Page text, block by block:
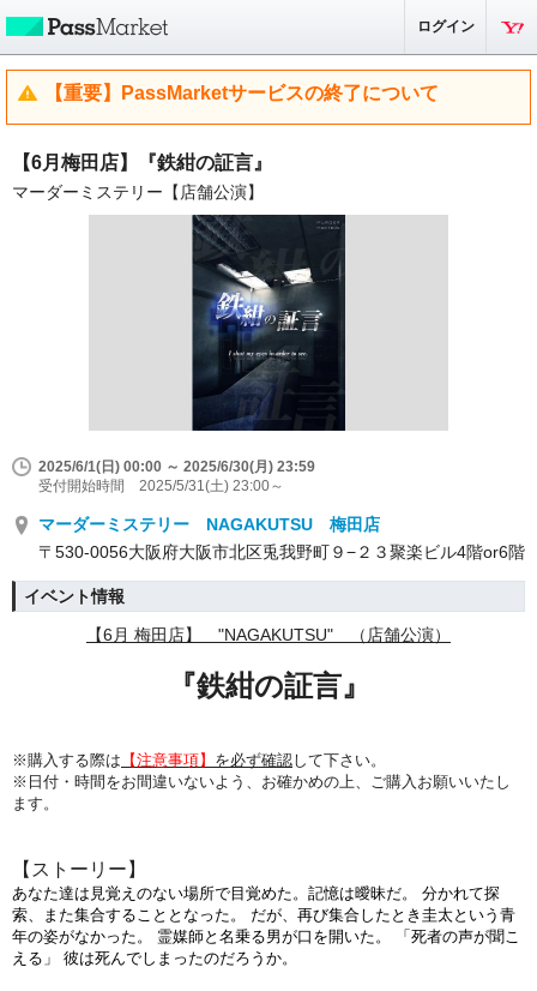
ログイン
【重要】PassMarketサービスの終了について
【6月梅田店】『鉄紺の証言』
マーダーミステリー【店舗公演】
2025/6/1(日) 00:00 ～ 2025/6/30(月) 23:59
受付開始時間 2025/5/31(土) 23:00～
マーダーミステリー NAGAKUTSU 梅田店
〒530-0056大阪府大阪市北区兎我野町９−２３聚楽ビル4階or6階
イベント情報
【6 月 梅田店】 "NAGAKUTSU" （店舗公演）
『鉄紺の証言』
※購入する際は 【注意事項】 を必ず確認して下さい。
※日付・時間をお間違いないよう、 お確かめの上、ご購入お願いいたし
ます。
【ストーリー】
あなた達は見覚えのない場所で目覚めた。記憶は曖昧だ。 分かれて探
索、また集合することとなった。 だが、再び集合したとき圭太という青
年の姿がなかった。 霊媒師と名乗る男が口を開いた。 「死者の声が聞こ
える」 彼は死んでしまったのだろうか。